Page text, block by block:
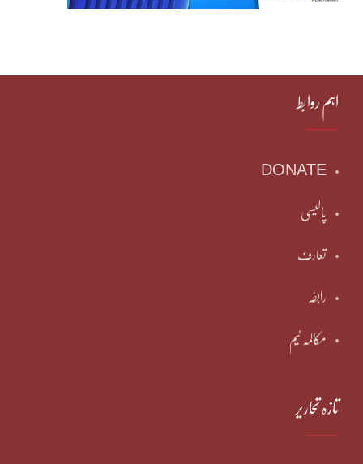
اہم روابط
DONATE
پالیسی
تعارف
رابطہ
مکالمہ ٹیم
تازہ تحاریر